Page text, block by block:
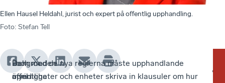
Ellen Hausel Heldahl, jurist och expert på offentlig upphandling.
Foto: Stefan Tell
Den
offentliga
Bakgrunden
är
I
april
I och med de nya reglerna måste upphandlande
myndigheter och enheter skriva in klausuler om hur